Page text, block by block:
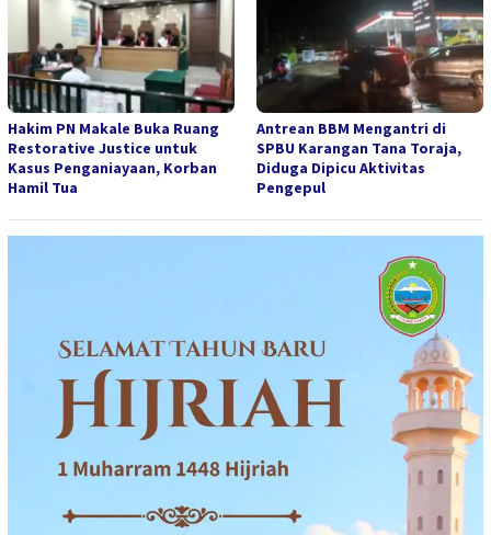
Hakim PN Makale Buka Ruang
Restorative Justice untuk
Kasus Penganiayaan, Korban
Hamil Tua
Antrean BBM Mengantri di
SPBU Karangan Tana Toraja,
Diduga Dipicu Aktivitas
Pengepul